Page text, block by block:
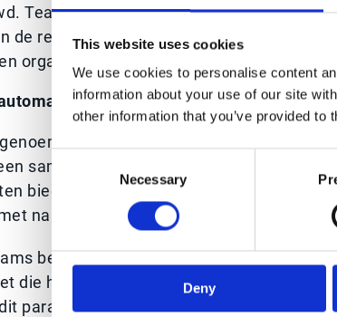
This website uses cookies
We use cookies to personalise content
information about your use of our site
other information that you’ve provided
Necessary
Deny
Teams kunnen wendbaarder reageren
de resultaten in een ander domein
organisatie die als één geheel handelt.
naar orkestratie
strategieën — zoals investeren
samenbrengen — leggen ook de basis
bieden de datavisibiliteit en
nauwkeurigheid en context.
benaderen automatisering vaak als
die het potentieel van AI beperkt en
paradigma door volledige processen